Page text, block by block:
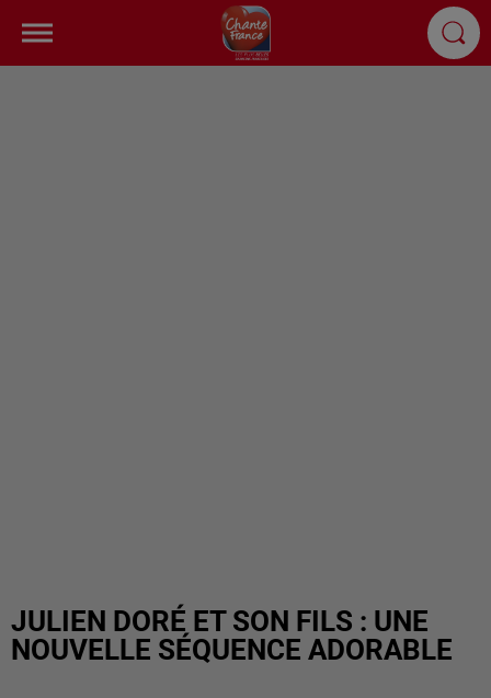
JULIEN DORÉ ET SON FILS : UNE
NOUVELLE SÉQUENCE ADORABLE